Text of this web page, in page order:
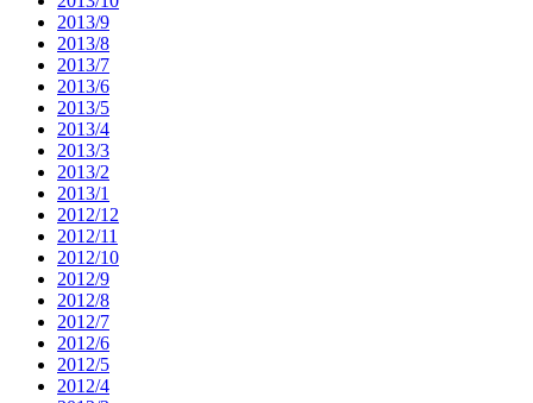
2013/9
2013/8
2013/7
2013/6
2013/5
2013/4
2013/3
2013/2
2013/1
2012/12
2012/11
2012/10
2012/9
2012/8
2012/7
2012/6
2012/5
2012/4